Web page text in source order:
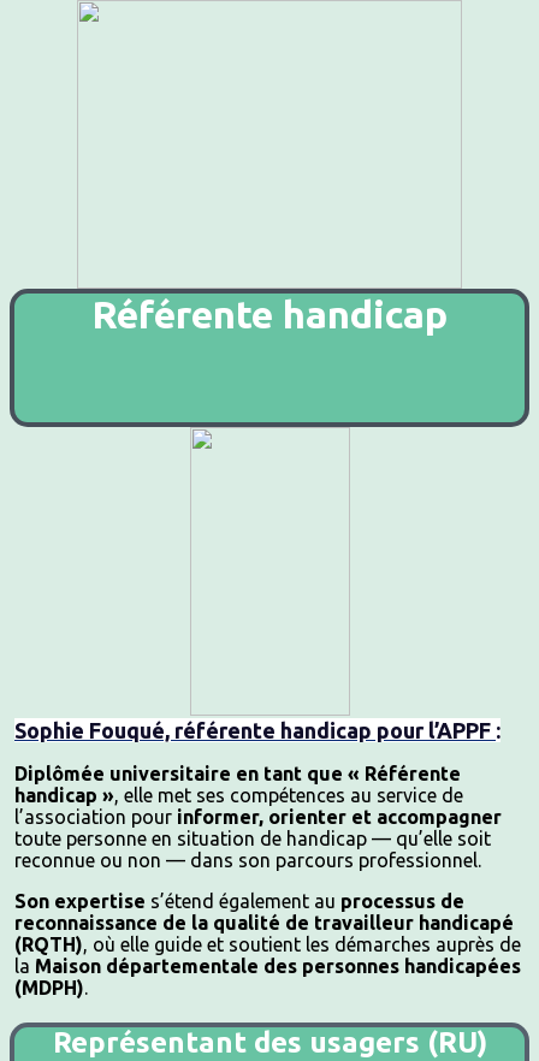
Référente handicap
Sophie Fouqué, référente handicap pour l’APPF :
Diplômée universitaire en tant que « Référente
handicap », elle met ses compétences au service de
l’association pour informer, orienter et accompagner
toute personne en situation de handicap — qu’elle soit
reconnue ou non — dans son parcours professionnel.
Son expertise s’étend également au processus de
reconnaissance de la qualité de travailleur handicapé
(RQTH), où elle guide et soutient les démarches auprès de
la Maison départementale des personnes handicapées
(MDPH).
Représentant des usagers (RU)